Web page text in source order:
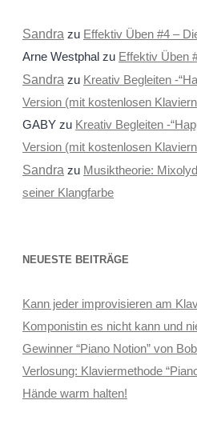
Sandra zu Effektiv Üben #4 –
Arne Westphalzu Effektiv Üben
Sandra zu Kreativ Begleiten -
Version (mit kostenlosen
GABYzu Kreativ Begleiten -
Version (mit kostenlosen
Sandra zu Musiktheorie:
seiner Klangfarbe
NEUESTE BEITRÄGE
Kann jeder improvisieren am
Komponistin es nicht kann und
Gewinner “Piano Notion” von
Verlosung: Klaviermethode
Hände warm halten!